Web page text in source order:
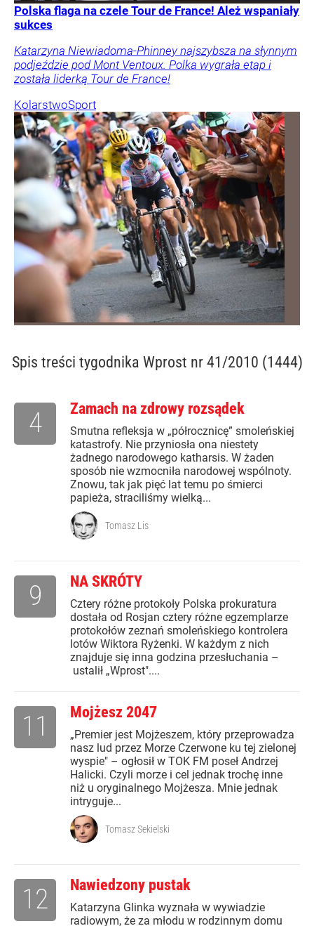
Polska flaga na czele Tour de France! Ależ wspaniały
sukces
Katarzyna Niewiadoma-Phinney najszybsza na słynnym
podjeździe pod Mont Ventoux. Polka wygrała etap i
została liderką Tour de France!
KolarstwoSport
Spis treści tygodnika Wprost nr 41/2010 (1444)
Zamach na zdrowy rozsądek
Smutna refleksja w „półrocznicę” smoleńskiej
katastrofy. Nie przyniosła ona niestety
żadnego narodowego katharsis. W żaden
sposób nie wzmocniła narodowej wspólnoty.
Znowu, tak jak pięć lat temu po śmierci
papieża, straciliśmy wielką...
4
Tomasz Lis
NA SKRÓTY
Cztery różne protokoły Polska prokuratura
dostała od Rosjan cztery różne egzemplarze
protokołów zeznań smoleńskiego kontrolera
lotów Wiktora Ryżenki. W każdym z nich
znajduje się inna godzina przesłuchania –
ustalił „Wprost"....
9
Mojżesz 2047
„Premier jest Mojżeszem, który przeprowadza
nasz lud przez Morze Czerwone ku tej zielonej
wyspie" – ogłosił w TOK FM poseł Andrzej
Halicki. Czyli morze i cel jednak trochę inne
niż u oryginalnego Mojżesza. Mnie jednak
intryguje...
11
Tomasz Sekielski
Nawiedzony pustak
Katarzyna Glinka wyznała w wywiadzie
radiowym, że za młodu w rodzinnym domu
12